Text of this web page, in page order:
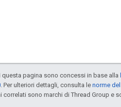
pagina sono concessi in base alla
. Per ulteriori dettagli, consulta le norme
correlati sono marchi di Thread Group e